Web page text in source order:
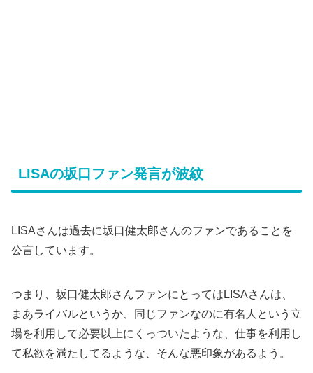
LISAの坂口ファン発言が波紋
LISAさんは過去に坂口健太郎さんのファンであることを
公言しています。
つまり、坂口健太郎さんファンにとってはLISAさんは、
まあライバルというか、同じファンなのに有名人という立
場を利用して必要以上にくっついたような、仕事を利用し
て私欲を満たしてるような、そんな悪印象があるよう。